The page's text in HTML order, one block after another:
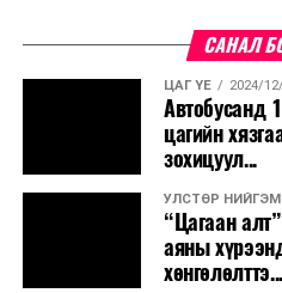
САНАЛ
ЦАГ ҮЕ 2024/
Автобусанд
цагийн
зохицуул...
УЛСТӨР НИЙГЭМ
“Цагаан
аяны
хөнгөлөлттэ...